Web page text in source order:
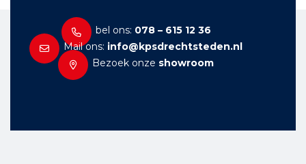
bel ons: 078 – 615 12 36
Mail ons: info@kpsdrechtsteden.nl
Bezoek onze showroom